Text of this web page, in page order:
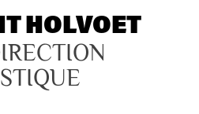
HOLVOET